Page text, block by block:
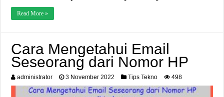
Read More »
Cara Mengetahui Email
Seseorang dari Nomor HP
administrator 3 November 2022 Tips Tekno 498